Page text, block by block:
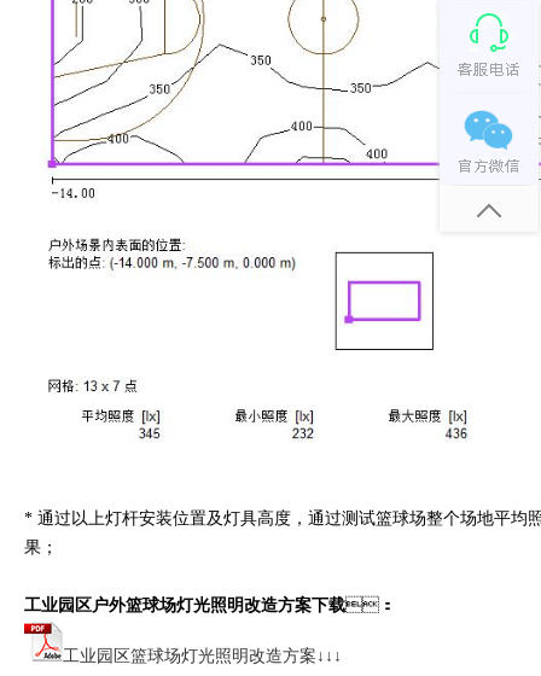
* 通过以上灯杆安装位置及灯具高度，通过测试篮球场整个场地
果；
工业园区户外篮球场灯光照明改造方案下载：
工业园区篮球场灯光照明改造方案↓↓↓